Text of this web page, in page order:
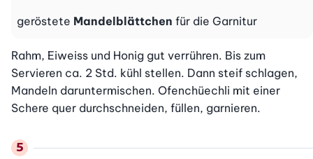
geröstete Mandelblättchen für die Garnitur
Rahm, Eiweiss und Honig gut verrühren. Bis zum
Servieren ca. 2 Std. kühl stellen. Dann steif schlagen,
Mandeln daruntermischen. Ofenchüechli mit einer
Schere quer durchschneiden, füllen, garnieren.